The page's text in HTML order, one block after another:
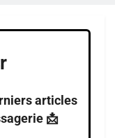
articles
📩